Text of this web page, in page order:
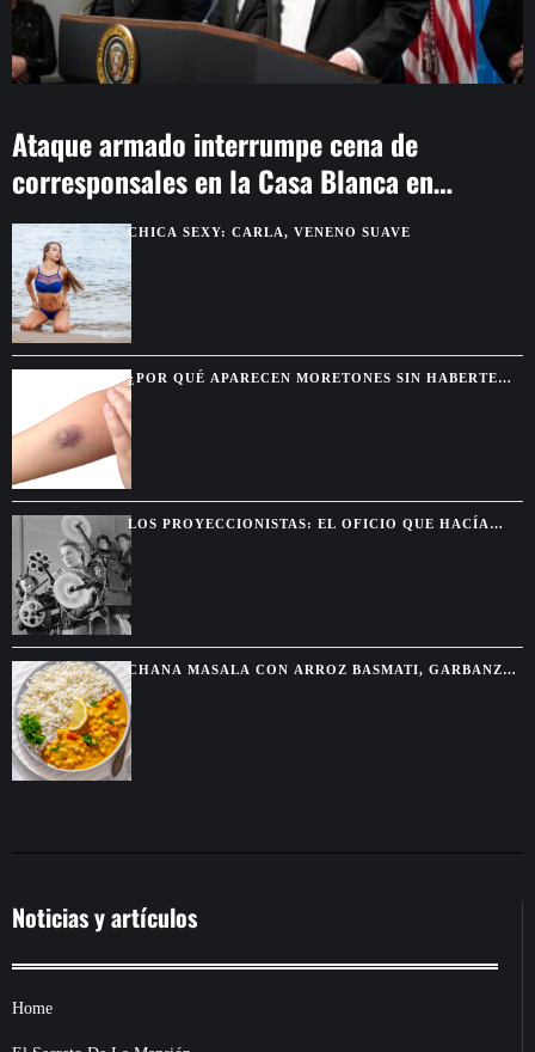
Ataque armado interrumpe cena de
corresponsales en la Casa Blanca en
WashingtonCHICA SEXY: CARLA, VENENO SUAVE
¿POR QUÉ APARECEN MORETONES SIN HABERTE
GOLPEADO? SEÑALES QUE CONVIENE REVISAR
LOS PROYECCIONISTAS: EL OFICIO QUE HACÍA
POSIBLE LA MAGIA DEL CINE
CHANA MASALA CON ARROZ BASMATI, GARBANZOS
ESPECIADOS Y SALSA CREMOSA
Noticias y artículos
Home